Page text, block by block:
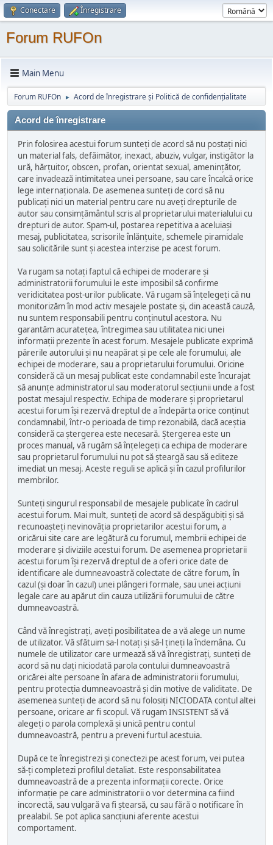
Conectare Înregistrare
Forum RUFOn
Main Menu
Forum RUFOn ► Acord de înregistrare și Politică de confidențialitate
Acord de înregistrare
Prin folosirea acestui forum sunteți de acord să nu postați nici
un material fals, defăimător, inexact, abuziv, vulgar, instigător la
ură, hărțuitor, obscen, profan, orientat sexual, amenințător,
care invadează intimitatea unei persoane, sau care încalcă orice
lege internaționala. De asemenea sunteți de cord să nu
publicați nici un material pentru care nu aveți drepturile de
autor sau consimțământul scris al proprietarului materialului cu
drepturi de autor. Spam-ul, postarea repetitiva a aceluiași
mesaj, publicitatea, scrisorile înlănțuite, schemele piramidale
sau solicitările sunt și acestea interzise pe acest forum.
Va rugam sa notați faptul că echipei de moderare și
administratorii forumului le este imposibil să confirme
veridicitatea post-urilor publicate. Vă rugam să înțelegeți că nu
monitorizăm în mod activ mesajele postate și, din această cauză,
nu suntem responsabili pentru conținutul acestora. Nu
garantăm acuratețea, întregimea sau utilitatea nici unei
informații prezente în acest forum. Mesajele publicate exprimă
părerile autorului și nu neapărat și pe cele ale forumului, ale
echipei de moderare, sau a proprietarului forumului. Oricine
consideră că un mesaj publicat este condamnabil este încurajat
să anunțe administratorul sau moderatorul secțiunii unde a fost
postat mesajul respectiv. Echipa de moderare și proprietarul
acestui forum își rezervă dreptul de a îndepărta orice conținut
condamnabil, într-o perioada de timp rezonabilă, dacă aceștia
consideră ca ștergerea este necesară. Ștergerea este un
proces manual, vă rugăm să înțelegeți ca echipa de moderare
sau proprietarul forumului nu pot să șteargă sau să editeze
imediat un mesaj. Aceste reguli se aplică și în cazul profilurilor
membrilor.
Sunteți singurul responsabil de mesajele publicate în cadrul
acestui forum. Mai mult, sunteți de acord să despăgubiți și să
recunoașteți nevinovăția proprietarilor acestui forum, a
oricărui site care are legătură cu forumul, membrii echipei de
moderare și diviziile acestui forum. De asemenea proprietarii
acestui forum își rezervă dreptul de a oferi orice date de
identificare ale dumneavoastră colectate de către forum, în
cazul (și doar în cazul) unei plângeri formale, sau unei acțiuni
legale care au apărut din cauza utilizării forumului de către
dumneavoastră.
Când vă înregistrați, aveți posibilitatea de a vă alege un nume
de utilizator. Vă sfătuim sa-l notați și să-l țineți la îndemâna. Cu
numele de utilizator care urmează să vă înregistrați, sunteți de
acord să nu dați niciodată parola contului dumneavoastră
oricărei alte persoane în afara de administratorii forumului,
pentru protecția dumneavoastră și din motive de validitate. De
asemenea sunteți de acord să nu folosiți NICIODATA contul altei
persoane, oricare ar fi scopul. Vă rugam INSISTENT să vă
alegeți o parola complexă și unică pentru contul
dumneavoastră, pentru a preveni furtul acestuia.
După ce te înregistrezi și conectezi pe acest forum, vei putea
să-ți completezi profilul detaliat. Este responsabilitatea
dumneavoastră de a prezenta informații corecte. Orice
informație pe care administratorii o vor determina ca fiind
incorectă, sau vulgară va fi ștearsă, cu sau fără o notificare în
prealabil. Se pot aplica sancțiuni aferente acestui
comportament.